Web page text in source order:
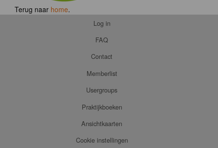
Terug naar home.
Log in
FAQ
Contact
Memberlist
Usergroups
Praktijkboeken
Ansichtkaarten
Cookie instellingen